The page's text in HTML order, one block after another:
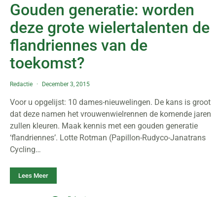
Gouden generatie: worden
deze grote wielertalenten de
flandriennes van de
toekomst?
Redactie December 3, 2015
Voor u opgelijst: 10 dames-nieuwelingen. De kans is groot
dat deze namen het vrouwenwielrennen de komende jaren
zullen kleuren. Maak kennis met een gouden generatie
‘flandriennes’. Lotte Rotman (Papillon-Rudyco-Janatrans
Cycling…
Lees Meer